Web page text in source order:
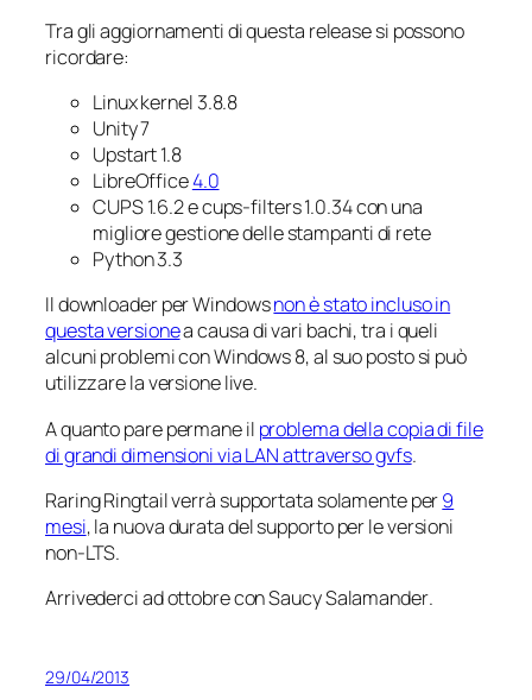
Tra gli aggiornamenti di questa release si possono
ricordare:
Linux kernel 3.8.8
Unity 7
Upstart 1.8
LibreOffice4.0
CUPS 1.6.2 e cups-filters 1.0.34 con una
migliore gestione delle stampanti di rete
Python 3.3
Il downloader per Windowsnon è stato incluso in
questa versionea causa di vari bachi, tra i queli
alcuni problemi con Windows 8, al suo posto si può
utilizzare la versione live.
A quanto pare permane il problema della copia di file
di grandi dimensioni via LAN attraverso gvfs.
Raring Ringtailverrà supportata solamente per9
mesi, la nuova durata del supporto per le versioni
non-LTS.
Arrivederci ad ottobre conSaucy Salamander.
29/04/2013